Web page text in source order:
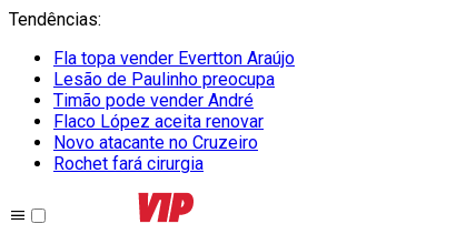
Tendências:
Fla topa vender Evertton Araújo
Lesão de Paulinho preocupa
Timão pode vender André
Flaco López aceita renovar
Novo atacante no Cruzeiro
Rochet fará cirurgia